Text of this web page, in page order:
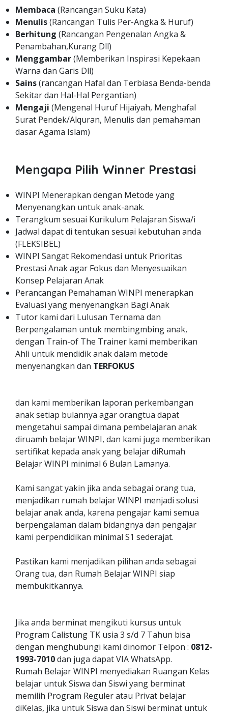
Membaca (Rancangan Suku Kata)
Menulis(Rancangan Tulis Per-Angka & Huruf)
Berhitung (Rancangan Pengenalan Angka &
Penambahan,Kurang Dll)
Menggambar(Memberikan Inspirasi Kepekaan
Warna dan Garis Dll)
Sains(rancangan Hafal dan Terbiasa Benda-benda
Sekitar dan Hal-Hal Pergantian)
Mengaji (Mengenal Huruf Hijaiyah, Menghafal
Surat Pendek/Alquran, Menulis dan pemahaman
dasar Agama Islam)
Mengapa Pilih Winner Prestasi
WINPI Menerapkan dengan Metode yang
Menyenangkan untuk anak-anak.
Terangkum sesuai Kurikulum Pelajaran Siswa/i
Jadwal dapat di tentukan sesuai kebutuhan anda
(FLEKSIBEL)
WINPI Sangat Rekomendasi untuk Prioritas
Prestasi Anak agar Fokus dan Menyesuaikan
Konsep Pelajaran Anak
Perancangan Pemahaman WINPI menerapkan
Evaluasi yang menyenangkan Bagi Anak
Tutor kami dari Lulusan Ternama dan
Berpengalaman untuk membingmbing anak,
dengan Train-of The Trainer kami memberikan
Ahli untuk mendidik anak dalam metode
menyenangkan dan TERFOKUS
dan kami memberikan laporan perkembangan
anak setiap bulannya agar orangtua dapat
mengetahui sampai dimana pembelajaran anak
diruamh belajar WINPI, dan kami juga memberikan
sertifikat kepada anak yang belajar diRumah
Belajar WINPI minimal 6 Bulan Lamanya.
Kami sangat yakin jika anda sebagai orang tua,
menjadikan rumah belajar WINPI menjadi solusi
belajar anak anda, karena pengajar kami semua
berpengalaman dalam bidangnya dan pengajar
kami perpendidikan minimal S1 sederajat.
Pastikan kami menjadikan pilihan anda sebagai
Orang tua, dan Rumah Belajar WINPI siap
membukitkannya.
Jika anda berminat mengikuti kursus untuk
Program Calistung TK usia 3 s/d 7 Tahun bisa
dengan menghubungi kami dinomor Telpon : 0812-
1993-7010dan juga dapat VIA WhatsApp.
Rumah Belajar WINPI menyediakan Ruangan Kelas
belajar untuk Siswa dan Siswi yang berminat
memilih Program Reguler atau Privat belajar
diKelas, jika untuk Siswa dan Siswi berminat untuk